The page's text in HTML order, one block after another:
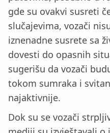
gde su ovakvi susreti
slučajevima, vozači
iznenadne susrete sa
dovesti do opasnih
sugerišu da vozači
tokom sumraka i
najaktivnije.
Dok su se vozači